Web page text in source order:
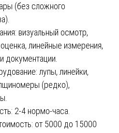
(без сложного
визуальный осмотр,
линейные измерения,
документации.
лупы, линейки,
(редко),
2-4 нормо-часа.
от 5000 до 15000